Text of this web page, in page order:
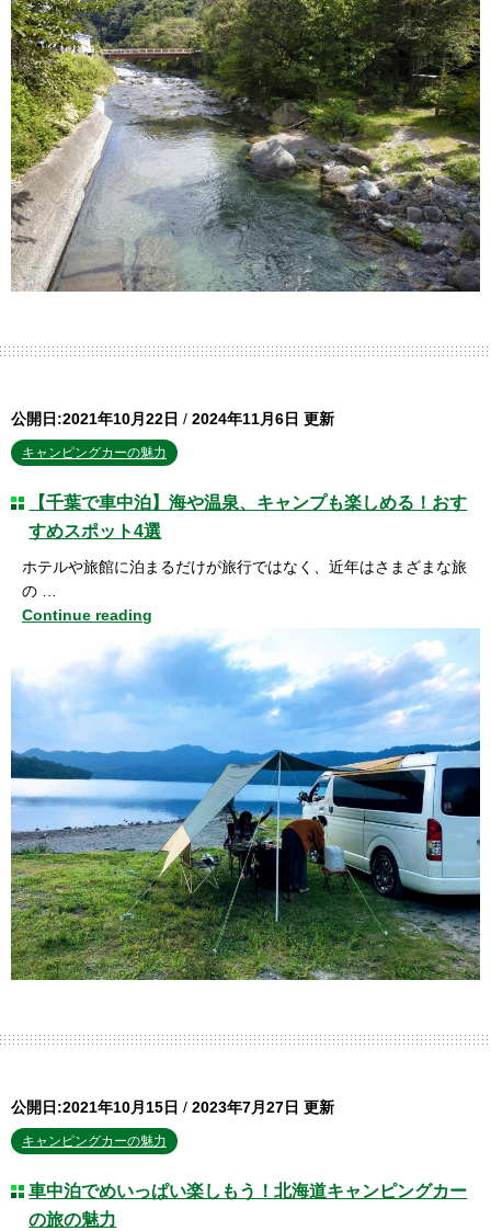
公開日:2021年10月22日 / 2024年11月6日 更新
キャンピングカーの魅力
【千葉で車中泊】海や温泉、キャンプも楽しめる！おす
すめスポット4選
ホテルや旅館に泊まるだけが旅行ではなく、近年はさまざまな旅
の …
Continue reading
公開日:2021年10月15日 / 2023年7月27日 更新
キャンピングカーの魅力
車中泊でめいっぱい楽しもう！北海道キャンピングカー
の旅の魅力